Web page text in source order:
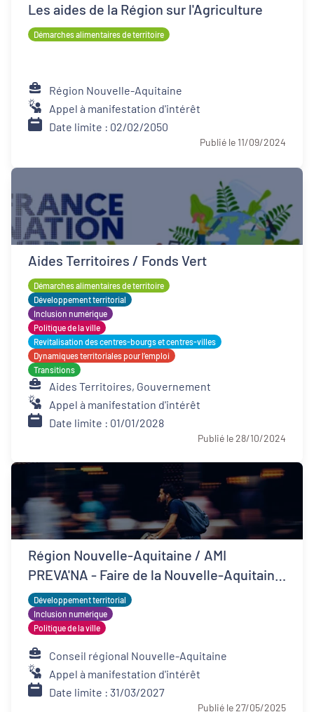
Les aides de la Région sur l'Agriculture
Démarches alimentaires de territoire
Région Nouvelle-Aquitaine
Appel à manifestation d'intérêt
Date limite : 02/02/2050
Publié le 11/09/2024
Aides Territoires / Fonds Vert
Démarches alimentaires de territoire
Développement territorial
Inclusion numérique
Politique de la ville
Revitalisation des centres-bourgs et centres-villes
Dynamiques territoriales pour l’emploi
Transitions
Aides Territoires, Gouvernement
Appel à manifestation d'intérêt
Date limite : 01/01/2028
Publié le 28/10/2024
Région Nouvelle-Aquitaine / AMI
PREVA'NA - Faire de la Nouvelle-Aquitaine
un territoire de bonne santé
Développement territorial
Inclusion numérique
Politique de la ville
Conseil régional Nouvelle-Aquitaine
Appel à manifestation d'intérêt
Date limite : 31/03/2027
Publié le 27/05/2025